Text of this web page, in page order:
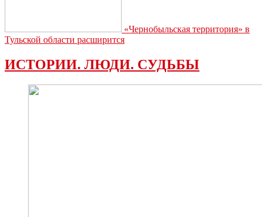
«Чернобыльская территория» в
Тульской области расширится
ИСТОРИИ. ЛЮДИ. СУДЬБЫ